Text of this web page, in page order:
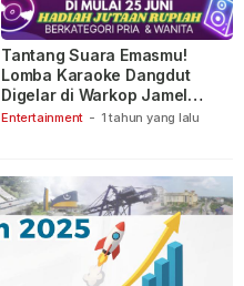
Entertainment - 1 tahun yang lalu
Tantang Suara Emasmu!
Lomba Karaoke Dangdut
Digelar di Warkop Jamel
Ganet